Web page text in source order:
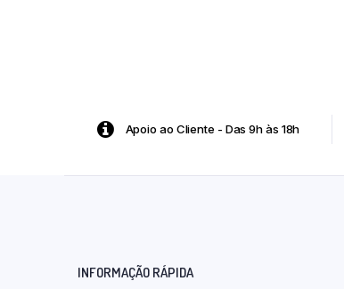
Apoio ao Cliente - Das 9h às 18h
INFORMAÇÃO RÁPIDA